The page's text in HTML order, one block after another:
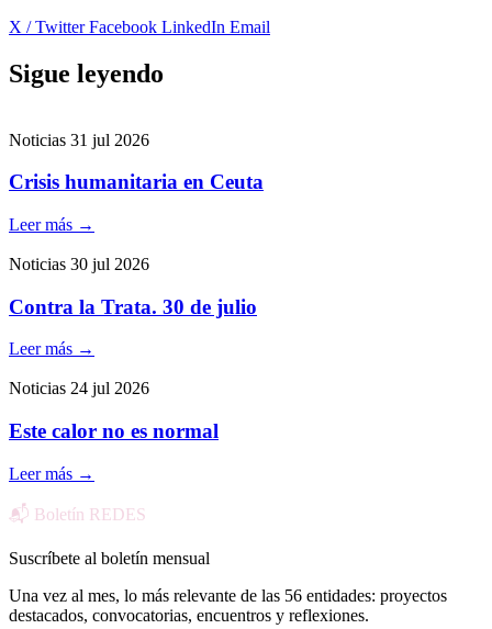
X / TwitterFacebook LinkedIn Email
Sigue leyendo
Noticias 31 jul 2026
Crisis humanitaria en Ceuta
Leer más →
Noticias 30 jul 2026
Contra la Trata. 30 de julio
Leer más →
Noticias 24 jul 2026
Este calor no es normal
Leer más →
📬 Boletín REDES
Suscríbete al boletín mensual
Una vez al mes, lo más relevante de las 56 entidades: proyectos
destacados, convocatorias, encuentros y reflexiones.